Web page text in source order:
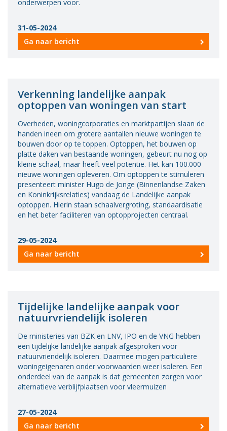
onderwerpen voor.
31-05-2024
Ga naar bericht
Verkenning landelijke aanpak
optoppen van woningen van start
Overheden, woningcorporaties en marktpartijen slaan de
handen ineen om grotere aantallen nieuwe woningen te
bouwen door op te toppen. Optoppen, het bouwen op
platte daken van bestaande woningen, gebeurt nu nog op
kleine schaal, maar heeft veel potentie. Het kan 100.000
nieuwe woningen opleveren. Om optoppen te stimuleren
presenteert minister Hugo de Jonge (Binnenlandse Zaken
en Koninkrijksrelaties) vandaag de Landelijke aanpak
optoppen. Hierin staan schaalvergroting, standaardisatie
en het beter faciliteren van optopprojecten centraal.
29-05-2024
Ga naar bericht
Tijdelijke landelijke aanpak voor
natuurvriendelijk isoleren
De ministeries van BZK en LNV, IPO en de VNG hebben
een tijdelijke landelijke aanpak afgesproken voor
natuurvriendelijk isoleren. Daarmee mogen particuliere
woningeigenaren onder voorwaarden weer isoleren. Een
onderdeel van de aanpak is dat gemeenten zorgen voor
alternatieve verblijfplaatsen voor vleermuizen
27-05-2024
Ga naar bericht